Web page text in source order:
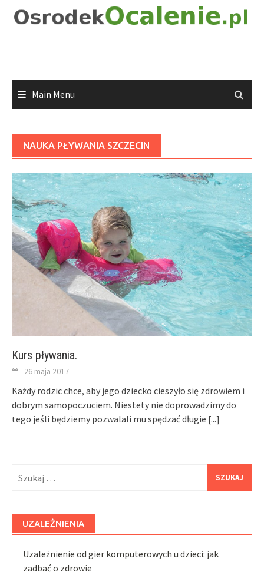
Main Menu
NAUKA PŁYWANIA SZCZECIN
Kurs pływania.
26 maja 2017
Każdy rodzic chce, aby jego dziecko cieszyło się zdrowiem i
dobrym samopoczuciem. Niestety nie doprowadzimy do
tego jeśli będziemy pozwalali mu spędzać długie [...]
UZALEŻNIENIA
Uzależnienie od gier komputerowych u dzieci: jak
zadbać o zdrowie